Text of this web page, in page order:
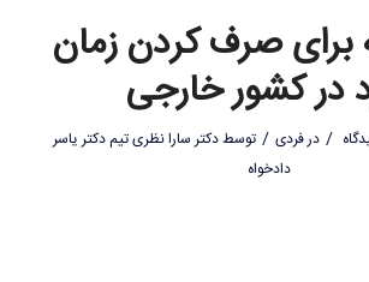
برای صرف کردن زمان
در کشور خارجی
/ درفردی / توسطدکتر سارا نظری تیم دکتر یاسر
دادخواه